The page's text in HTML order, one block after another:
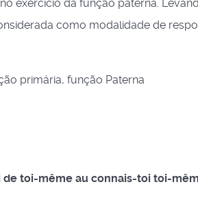
exercício da função paterna.
como modalidade de
primária, função Paterna
toi-même au connais-toi toi-